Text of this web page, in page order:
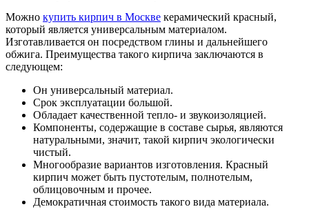
Можно купить кирпич в Москве керамический красный,
который является универсальным материалом.
Изготавливается он посредством глины и дальнейшего
обжига. Преимущества такого кирпича заключаются в
следующем:
Он универсальный материал.
Срок эксплуатации большой.
Обладает качественной тепло- и звукоизоляцией.
Компоненты, содержащие в составе сырья, являются
натуральными, значит, такой кирпич экологически
чистый.
Многообразие вариантов изготовления. Красный
кирпич может быть пустотелым, полнотелым,
облицовочным и прочее.
Демократичная стоимость такого вида материала.